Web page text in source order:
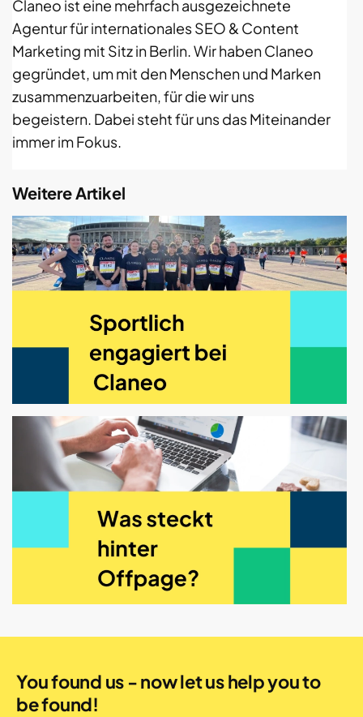
Claneo ist eine mehrfach ausgezeichnete
Agentur für internationales SEO & Content
Marketing mit Sitz in Berlin. Wir haben Claneo
gegründet, um mit den Menschen und Marken
zusammenzuarbeiten, für die wir uns
begeistern. Dabei steht für uns das Miteinander
immer im Fokus.
Weitere Artikel
You found us - now let us help you to
be found!